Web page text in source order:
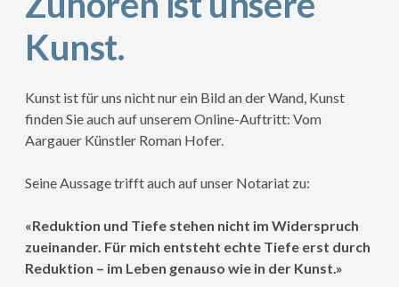
Kunst.
Kunst ist für uns nicht nur ein Bild an der Wand, Kunst
finden Sie auch auf unserem Online-Auftritt: Vom
Aargauer Künstler Roman Hofer.
Seine Aussage trifft auch auf unser Notariat zu:
«Reduktion und Tiefe stehen nicht im Widerspruch
zueinander. Für mich entsteht echte Tiefe erst durch
Reduktion – im Leben genauso wie in der Kunst.»